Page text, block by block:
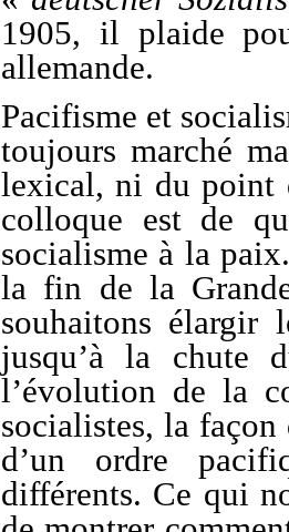
1905, il plaide
allemande.
Pacifisme et
toujours marché
lexical, ni du point
colloque est de
socialisme à la
la fin de la
souhaitons élargir
jusqu’à la chute
l’évolution de la
socialistes, la
d’un ordre
différents. Ce qui